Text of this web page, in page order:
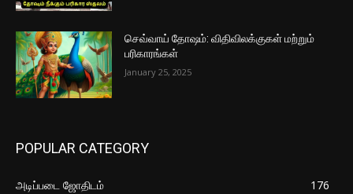
செவ்வாய் தோஷம்: விதிவிலக்குகள் மற்றும்
பரிகாரங்கள்
January 25, 2025
POPULAR CATEGORY
அடிப்படை ஜோதிடம்
176